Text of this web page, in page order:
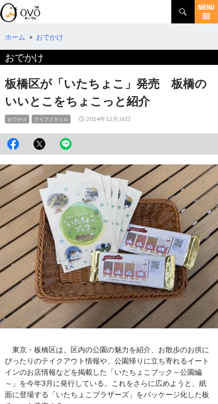
検
索
コ
テ
ツ
へ
動
ホーム > おでかけ
おでかけ
板橋区が「いたちょこ」発売 板橋の
いいとこをちょこっと紹介
おでかけ ライフスタイル 2024年12月16日
東京・板橋区は、区内の公園の魅力を紹介、お散歩のお供に
ぴったりのテイクアウト情報や、公園帰りに立ち寄れるイート
インのお店情報などを掲載した「いたちょこブック～公園編
～」を今年3月に発行している。これをさらに広めようと、紙
面に登場する「いたちょこブラザーズ」をパッケージ化した板